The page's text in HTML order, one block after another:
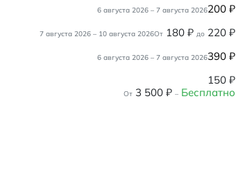
6 августа 2026 – 7 августа 2026200 ₽
7 августа 2026 – 10 августа 2026От 180 ₽ до 220 ₽
6 августа 2026 – 7 августа 2026390 ₽
150 ₽
От 3 500 ₽ – Бесплатно